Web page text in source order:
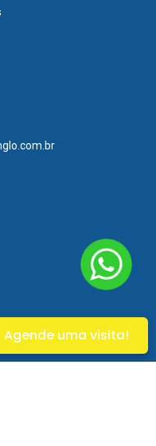
Agende uma visita!